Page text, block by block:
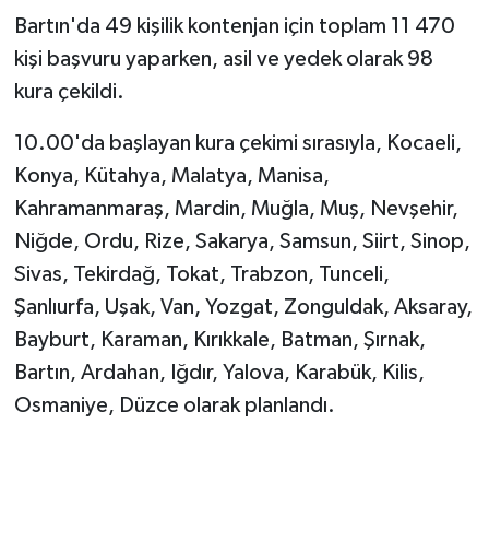
Bartın'da 49 kişilik kontenjan için toplam 11 470
kişi başvuru yaparken, asil ve yedek olarak 98
kura çekildi.
10.00'da başlayan kura çekimi sırasıyla, Kocaeli,
Konya, Kütahya, Malatya, Manisa,
Kahramanmaraş, Mardin, Muğla, Muş, Nevşehir,
Niğde, Ordu, Rize, Sakarya, Samsun, Siirt, Sinop,
Sivas, Tekirdağ, Tokat, Trabzon, Tunceli,
Şanlıurfa, Uşak, Van, Yozgat, Zonguldak, Aksaray,
Bayburt, Karaman, Kırıkkale, Batman, Şırnak,
Bartın, Ardahan, Iğdır, Yalova, Karabük, Kilis,
Osmaniye, Düzce olarak planlandı.